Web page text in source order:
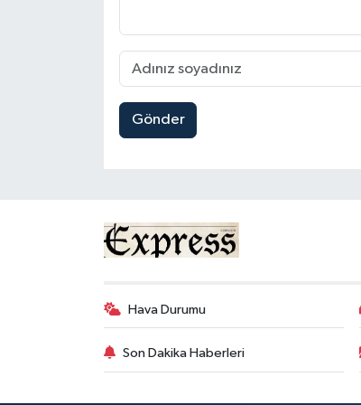
Gönder
Hava Durumu
Son Dakika Haberleri